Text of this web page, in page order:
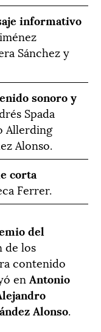
informativo
Sánchez y
sonoro y
Spada
Allerding
Alonso.
corta
Ferrer.
del
de los
contenido
en Antonio
Alonso.